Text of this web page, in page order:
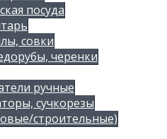
посуда
совки
черенки
ручные
сучкорезы
строительные)